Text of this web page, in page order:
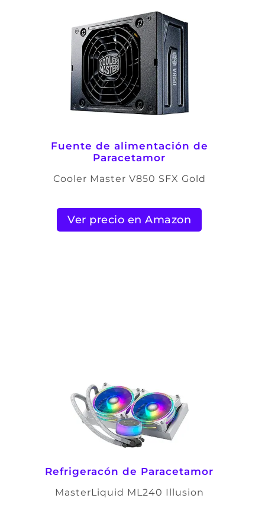
Fuente de alimentación de
Paracetamor
Cooler Master V850 SFX Gold
Ver precio en Amazon
Refrigeracón de Paracetamor
MasterLiquid ML240 Illusion